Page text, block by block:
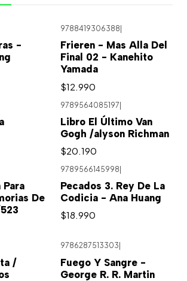
-
9788419306388
Frieren - Mas Alla Del
Final 02 - Kanehito
Yamada
$12.990
9789564085197|
Libro El Último Van
Gogh /alyson Richman
$20.190
De
9789566145998
Pecados 3. Rey De La
Codicia - Ana Huang
$18.990
/
9786287513303
Fuego Y Sangre -
George R. R. Martin